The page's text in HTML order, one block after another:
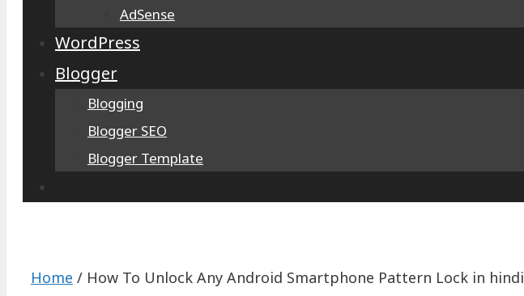
AdSense
WordPress
Blogger
Blogging
Blogger SEO
Blogger Template
Home / How To Unlock Any Android Smartphone Pattern Lock in hindi